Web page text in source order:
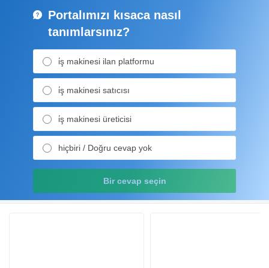
Portalımızı kısaca nasıl
tanımlarsınız?
i̇ş makinesi ilan platformu
i̇ş makinesi satıcısı
i̇ş makinesi üreticisi
hiçbiri / Doğru cevap yok
Bir cevap seçin